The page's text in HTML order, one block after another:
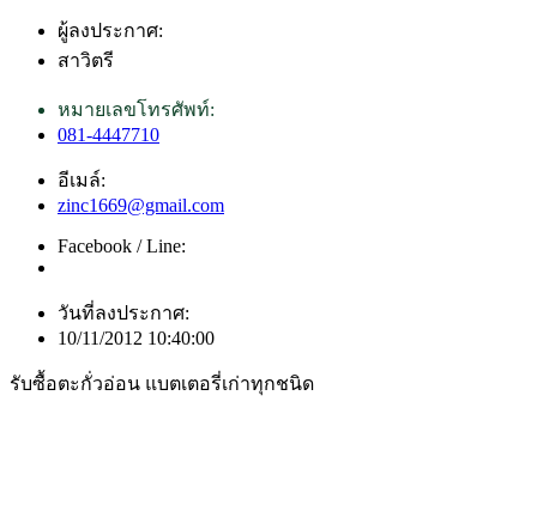
ผู้ลงประกาศ:
สาวิตรี
หมายเลขโทรศัพท์:
081-4447710
อีเมล์:
zinc1669@gmail.com
Facebook / Line:
วันที่ลงประกาศ:
10/11/2012 10:40:00
รับซื้อตะกั่วอ่อน แบตเตอรี่เก่าทุกชนิด